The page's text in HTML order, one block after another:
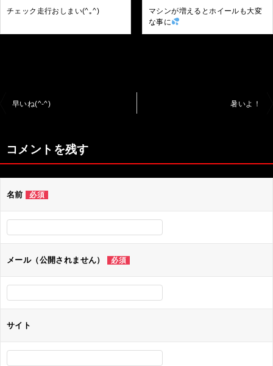
チェック走行おしまい(^｡^)
マシンが増えるとホイールも大変
な事に
ビ
ゲ
ー
シ
ョ
ン
早いね(^-^) 暑いよ！
コメントを残す
名前 必須
メール（公開されません） 必須
サイト